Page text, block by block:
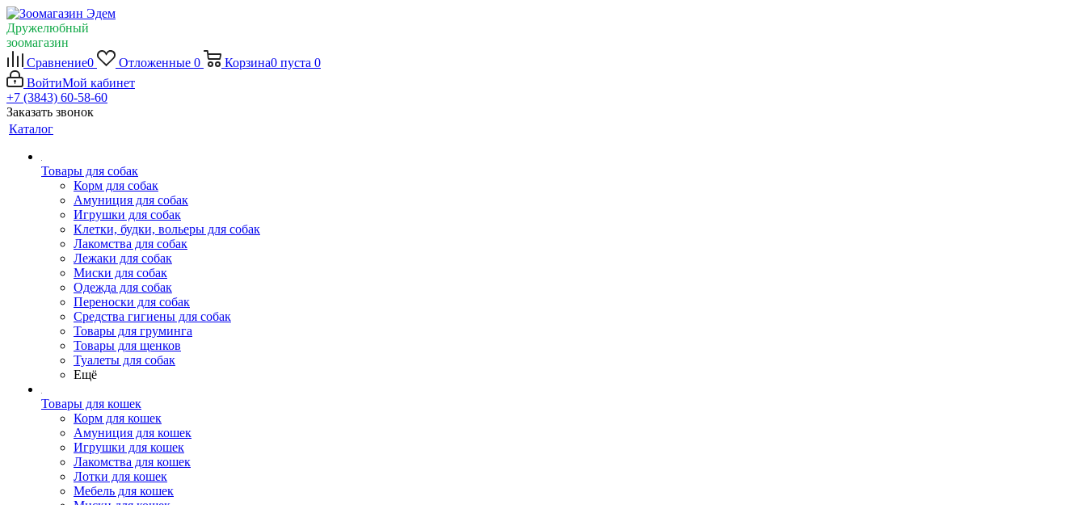
Дружелюбный
зоомагазин
Сравнение0 Отложенные 0 Корзина0 пуста 0
ВойтиМой кабинет
+7 (3843) 60-58-60
Заказать звонок
Каталог
Товары для собак
Корм для собак
Амуниция для собак
Игрушки для собак
Клетки, будки, вольеры для собак
Лакомства для собак
Лежаки для собак
Миски для собак
Одежда для собак
Переноски для собак
Средства гигиены для собак
Товары для груминга
Товары для щенков
Туалеты для собак
Ещё
Товары для кошек
Корм для кошек
Амуниция для кошек
Игрушки для кошек
Лакомства для кошек
Лотки для кошек
Мебель для кошек